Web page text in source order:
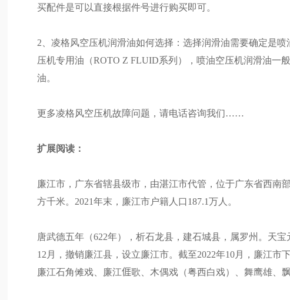
买配件是可以直接根据件号进行购买即可。
2、凌格风空压机润滑油如何选择：选择润滑油需要确定是
压机专用油（ROTO Z FLUID系列），喷油空压机润滑油一
油。
更多凌格风空压机故障问题，请电话咨询我们……
扩展阅读：
廉江市，广东省辖县级市，由湛江市代管，位于广东省西南
方千米。2021年末，廉江市户籍人口187.1万人。
唐武德五年（622年），析石龙县，建石城县，属罗州。天
12月，撤销廉江县，设立廉江市。截至2022年10月，廉江
廉江石角傩戏、廉江𠊎歌、木偶戏（粤西白戏）、舞鹰雄、